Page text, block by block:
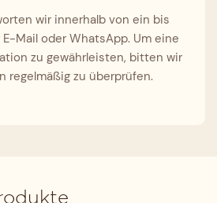
wir innerhalb von ein bis
Mail oder WhatsApp. Um eine
zu gewährleisten, bitten wir
regelmäßig zu überprüfen.